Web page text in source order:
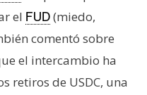
el FUD(miedo,
comentó sobre
el intercambio ha
retiros de USDC, una